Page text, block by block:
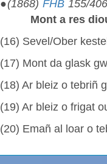
●(1868) FHB155/
Mont a res
(16) Sevel/Ober
(17) Mont da glask
(18) Ar bleiz o tebriñ
(19) Ar bleiz o frigat
(20) Emañ al loar o